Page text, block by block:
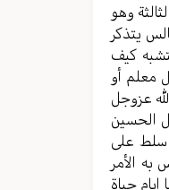
وهو
يتذكر
كيف
معلم أو
عزوجل
الحسين
سلط على
به الأمر
حياة